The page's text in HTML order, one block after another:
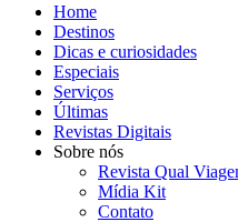
Home
Destinos
Dicas e curiosidades
Especiais
Serviços
Últimas
Revistas Digitais
Sobre nós
Revista Qual
Mídia Kit
Contato